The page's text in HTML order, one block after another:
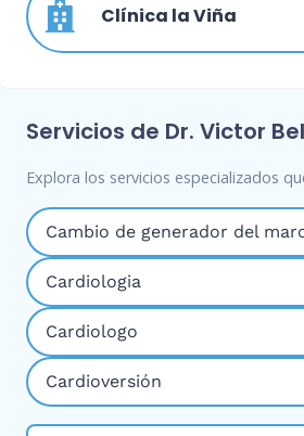
Clínica la Viña
Servicios de Dr. Victor
Explora los servicios especializados
Cambio de generador del
Cardiologia
Cardiologo
Cardioversión